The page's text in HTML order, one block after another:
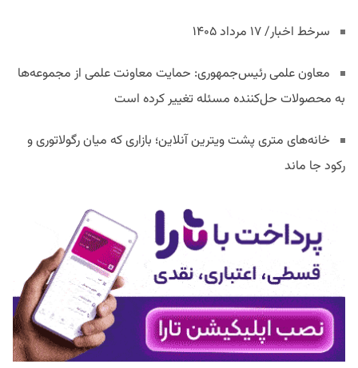
سرخط اخبار/ ۱۷ مرداد ۱۴۰۵
معاون علمی رئیس‌جمهوری: حمایت معاونت علمی از مجموعه‌ها
به محصولات حل‌کننده مسئله تغییر کرده است
خانه‌های متری پشت ویترین آنلاین؛ بازاری که میان رگولاتوری و
رکود جا ماند